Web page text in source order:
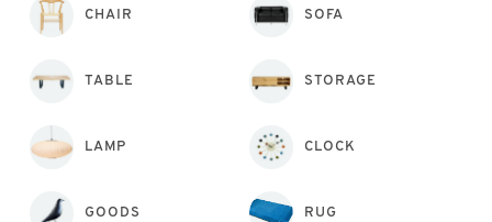
CHAIR SOFA
TABLE STORAGE
LAMP CLOCK
GOODS RUG